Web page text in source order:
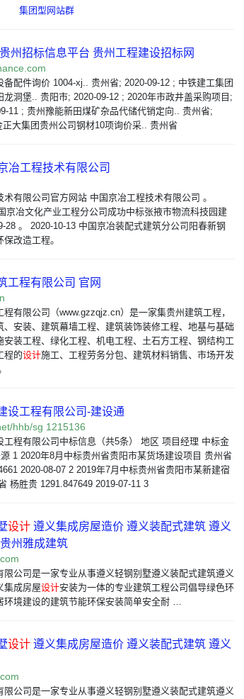
集团型网站群
州招标信息平台 贵州工程建设招标网
备配件询价 1004-xj.. 贵州省; 2020-09-12 ; 中铁建工集团
龙洞堡.. 贵阳市; 2020-09-12 ; 2020年市政井盖采购项目;
11 ; 贵州豫能新田煤矿杂品代储代销定向.. 贵州省;
正大集团贵州公司钢材10项询价采.. 贵州省
冶工程技术有限公司
术有限公司官方网站 中国京冶工程技术有限公司 。
京冶文化产业工程分公司成功中标张掖市物流科技园建
28 。 2020-10-13 中国京冶装配式建筑分公司阳春新钢
改造工程。
工程有限公司 官网
程有限公司（www.gzzqjz.cn）是一家集贵州建筑工程，
、安装、建筑幕墙工程、建筑装饰装修工程、地基与基础
安装工程、绿化工程、机电工程、土石方工程、钢结构工
程的设计施工、工程劳务分包、建筑材料销售、市场开发
设工程有限公司-建设通
hhb/sg 1215136
工程有限公司中标信息（共5条） 地区 项目经理 中标金
1 2020年8月中标贵州省贵阳市某货场建设项目 贵州省
2020-08-07 2 2019年7月中标贵州省贵阳市某新建宿
杨胜贵 1291.847649 2019-07-11 3
设计 遵义集成房屋造价 遵义装配式建筑 遵义
州雅成建筑
限公司是一家专业从事遵义轻钢别墅遵义装配式建筑遵义
集成房屋设计安装为一体的专业建筑工程公司倡导绿色环
环境建设的建筑节能环保安装简单安全耐 …
设计 遵义集成房屋造价 遵义装配式建筑 遵义
限公司是一家专业从事遵义轻钢别墅遵义装配式建筑遵义